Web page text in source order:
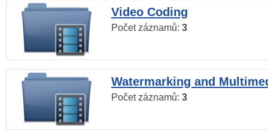
Video Coding
Počet záznamů: 3
Watermarking and
Počet záznamů: 3